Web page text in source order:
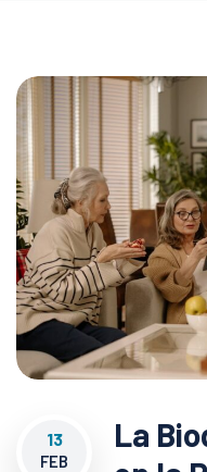
13
FEB
La